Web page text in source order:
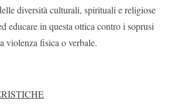
diversità culturali, spirituali e religiose
educare in questa ottica contro i soprusi
violenza fisica o verbale.